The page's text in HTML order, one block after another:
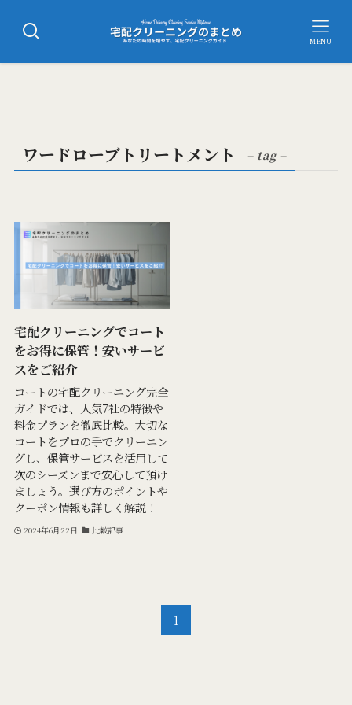
MENU
ワードローブトリートメント – tag –
宅配クリーニングでコート
をお得に保管！安いサービ
スをご紹介
コートの宅配クリーニング完全
ガイドでは、人気7社の特徴や
料金プランを徹底比較。大切な
コートをプロの手でクリーニン
グし、保管サービスを活用して
次のシーズンまで安心して預け
ましょう。選び方のポイントや
クーポン情報も詳しく解説！
2024年6月22日 比較記事
1